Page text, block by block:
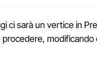
ci sarà un vertice in